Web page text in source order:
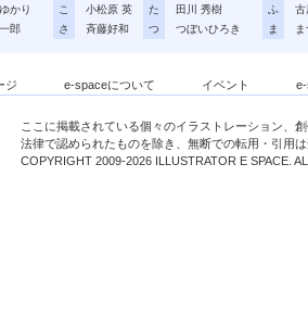
かり
郎
こ
小松原 英
さ
斉藤好和
た
田川 秀樹
つ
つぼいひろき
ふ
古
ま
ジ e-spaceについて イベント
ここに掲載されている個々のイラストレーション、
法律で認められたものを除き、無断での転用・引用
COPYRIGHT 2009-2026 ILLUSTRATOR E SPACE.